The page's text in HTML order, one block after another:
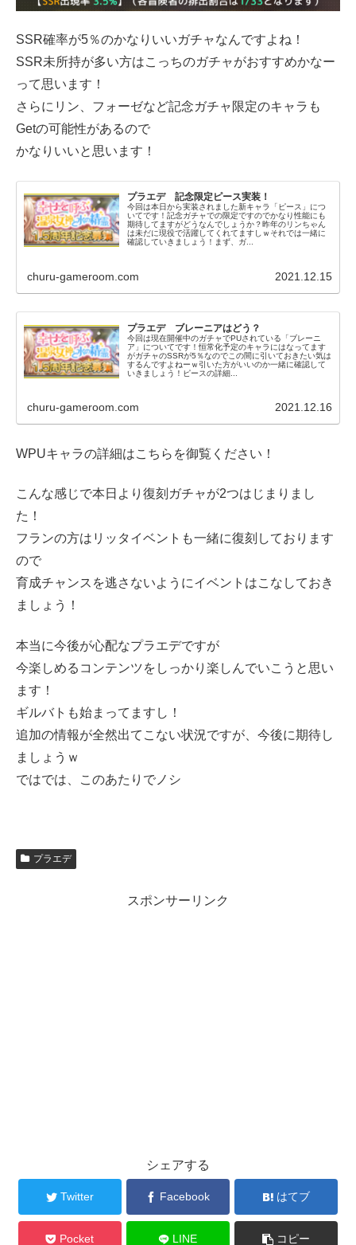
SSR確率が5％のかなりいいガチャなんですよね！
SSR未所持が多い方はこっちのガチャがおすすめかなー
って思います！
さらにリン、フォーゼなど記念ガチャ限定のキャラも
Getの可能性があるので
かなりいいと思います！
プラエデ 記念限定ピース実装！
今回は本日から実装されました新キャラ「ピース」につ
いてです！記念ガチャでの限定ですのでかなり性能にも
期待してますがどうなんでしょうか？昨年のリンちゃん
は未だに現役で活躍してくれてますしｗそれでは一緒に
確認していきましょう！まず、ガ...
churu-gameroom.com 2021.12.15
プラエデ ブレーニアはどう？
今回は現在開催中のガチャでPUされている「ブレーニ
ア」についてです！恒常化予定のキャラにはなってます
がガチャのSSRが5％なのでこの間に引いておきたい気は
するんですよねーｗ引いた方がいいのか一緒に確認して
いきましょう！ピースの詳細...
churu-gameroom.com 2021.12.16
WPUキャラの詳細はこちらを御覧ください！
こんな感じで本日より復刻ガチャが2つはじまりまし
た！
フランの方はリッタイベントも一緒に復刻しております
ので
育成チャンスを逃さないようにイベントはこなしておき
ましょう！
本当に今後が心配なプラエデですが
今楽しめるコンテンツをしっかり楽しんでいこうと思い
ます！
ギルバトも始まってますし！
追加の情報が全然出てこない状況ですが、今後に期待し
ましょうｗ
ではでは、このあたりでノシ
プラエデ
スポンサーリンク
シェアする
Twitter Facebook はてブ
Pocket LINE コピー